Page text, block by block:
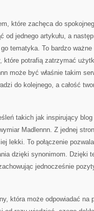
które zachęca do
od jednego artykułu, a
tematyka. To bardzo
które potrafią zatrzymać
może być właśnie takim
do kolejnego, a całość
takich jak inspirujący
Madlennn. Z jednej
lekki. To połączenie
dzięki synonimom. Dzięki
jednocześnie
która może odpowiadać na